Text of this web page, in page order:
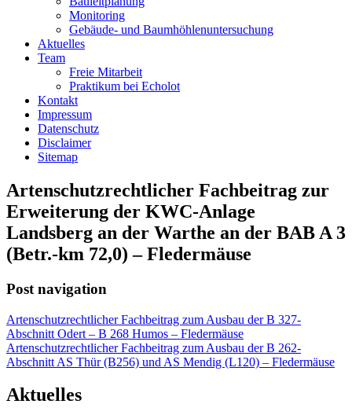
Monitoring
Gebäude- und Baumhöhlenuntersuchung
Aktuelles
Team
Freie Mitarbeit
Praktikum bei Echolot
Kontakt
Impressum
Datenschutz
Disclaimer
Sitemap
Artenschutzrechtlicher Fachbeitrag zur
Erweiterung der KWC-Anlage
Landsberg an der Warthe an der BAB A 3
(Betr.-km 72,0) – Fledermäuse
Post navigation
Artenschutzrechtlicher Fachbeitrag zum Ausbau der B 327-
Abschnitt Odert – B 268 Humos – Fledermäuse
Artenschutzrechtlicher Fachbeitrag zum Ausbau der B 262-
Abschnitt AS Thür (B256) und AS Mendig (L120) – Fledermäuse
Aktuelles